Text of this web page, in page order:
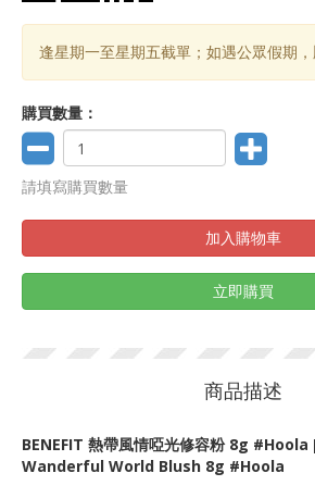
逢星期一至星期五截單；如遇公眾假期
購買數量：
請填寫購買數量
加入購物車
立即購買
商品描述
BENEFIT 熱帶風情啞光修容粉 8g #Hoola
Wanderful World Blush 8g #Hoola